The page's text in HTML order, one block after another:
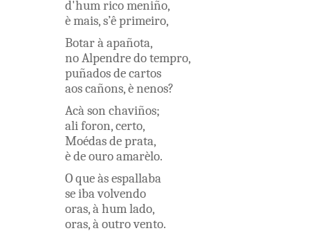
d'humricomeniño,
èmais,s’êprimeiro,
Botaràapañota,
noAlpendredotempro,
puñadosdecartos
aoscañons,ènenos?
Acàson chaviños;
aliforon,certo,
Moédasdeprata,
èdeouroamarèlo.
Oqueàsespallaba
seibavolvendo
oras,àhumlado,
oras,àoutrovento.